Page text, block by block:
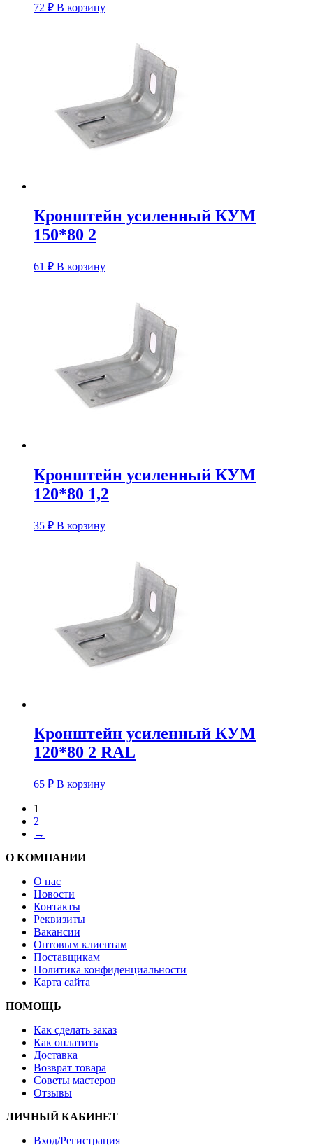
72 ₽ В корзину
Кронштейн усиленный КУM
150*80 2
61 ₽ В корзину
Кронштейн усиленный КУM
120*80 1,2
35 ₽ В корзину
Кронштейн усиленный КУM
120*80 2 RAL
65 ₽ В корзину
1
2
→
О КОМПАНИИ
О нас
Новости
Контакты
Реквизиты
Вакансии
Оптовым клиентам
Поставщикам
Политика конфиденциальности
Карта сайта
ПОМОЩЬ
Как сделать заказ
Как оплатить
Доставка
Возврат товара
Советы мастеров
Отзывы
ЛИЧНЫЙ КАБИНЕТ
Вход/Регистрация